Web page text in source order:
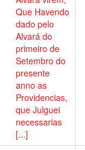
Que Havendo
dado pelo
Alvará do
primeiro de
Setembro do
presente
anno as
Providencias,
que Julguei
necessarias
[...]